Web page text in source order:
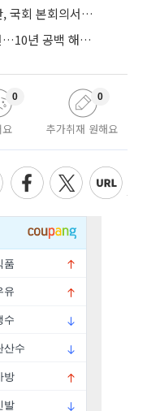
서 민주당 주도 통과
민주, 특별감찰관 후보에 최길수 추천…10년 공백 해소 속도
0
추가취재 원해요
0